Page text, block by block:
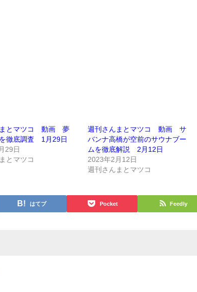
まとマツコ 動画 夢
徹底調査 1月29日
29日
とマツコ
週刊さんまとマツコ 動画 サ
バンナ高橋が空前のサウナブー
ムを徹底解説 2月12日
2023年2月12日
週刊さんまとマツコ
はてブ Pocket Feedly